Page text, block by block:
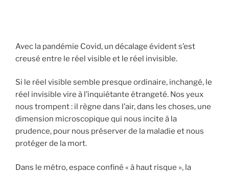
Avec la pandémie Covid, un décalage évident s’est
creusé entre le réel visible et le réel invisible.
Si le réel visible semble presque ordinaire, inchangé, le
réel invisible vire à l’inquiétante étrangeté. Nos yeux
nous trompent : il règne dans l’air, dans les choses, une
dimension microscopique qui nous incite à la
prudence, pour nous préserver de la maladie et nous
protéger de la mort.
Dans le métro, espace confiné « à haut risque », la